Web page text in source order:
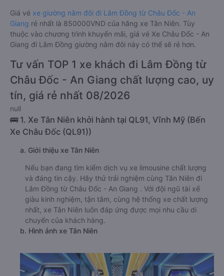
Giá vé xe giường nằm đôi đi Lâm Đồng từ Châu Đốc - An
Giang rẻ nhất là 850000VND của hãng xe Tân Niên. Tùy
thuộc vào chương trình khuyến mãi, giá vé Xe Châu Đốc - An
Giang đi Lâm Đồng giường nằm đôi này có thể sẽ rẻ hơn.
Tư vấn TOP 1 xe khách đi Lâm Đồng từ
Châu Đốc - An Giang chất lượng cao, uy
tín, giá rẻ nhất 08/2026
null
🚌 1. Xe Tân Niên khởi hành tại QL91, Vĩnh Mỹ (Bến
Xe Châu Đốc (QL91))
a. Giới thiệu xe Tân Niên
Nếu bạn đang tìm kiếm dịch vụ xe limousine chất lượng
và đáng tin cậy. Hãy thử trải nghiệm cùng Tân Niên đi
Lâm Đồng từ Châu Đốc - An Giang . Với đội ngũ tài xế
giàu kinh nghiệm, tận tâm, cùng hệ thống xe chất lượng
nhất, xe Tân Niên luôn đáp ứng được mọi nhu cầu di
chuyển của khách hàng.
b. Hình ảnh xe Tân Niên